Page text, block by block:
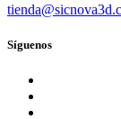
Síguenos